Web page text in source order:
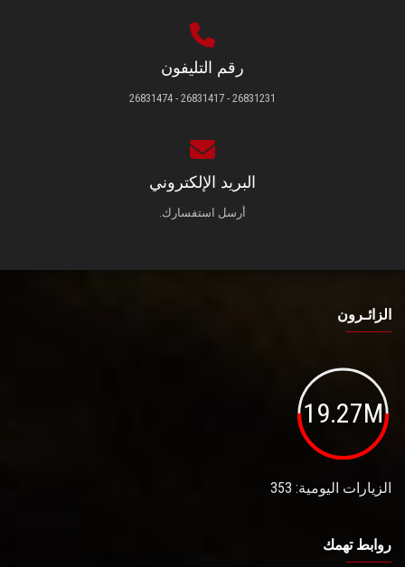
رقم التليفون
26831231 - 26831417 - 26831474
البريد الإلكتروني
أرسل استفسارك.
الزائـرون
19.27M
الزيارات اليومية: 353
روابط تهمك